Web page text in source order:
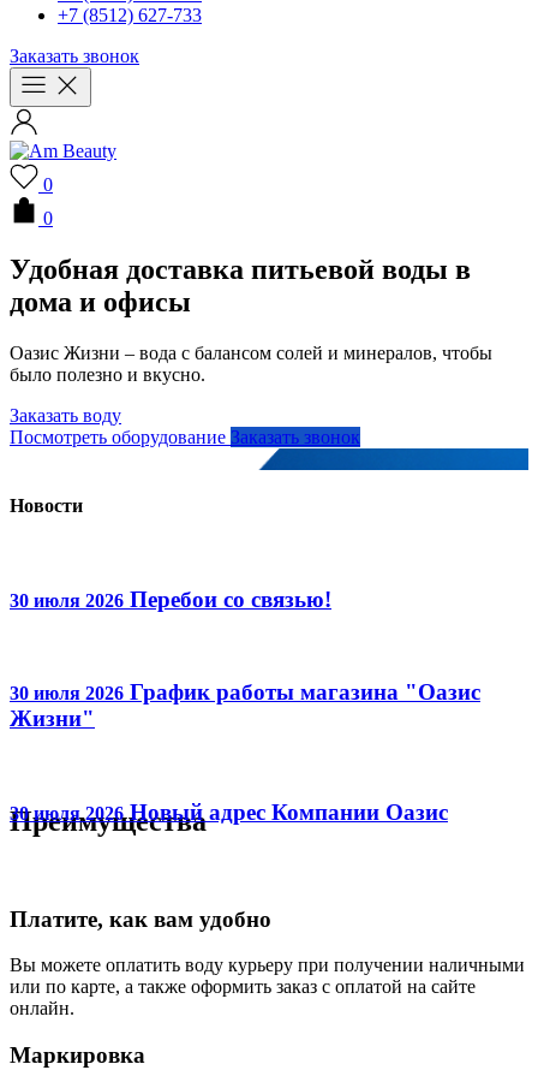
+7 (8512) 627-733
Заказать звонок
0
0
Удобная доставка питьевой воды в
дома и офисы
Оазис Жизни – вода с балансом солей и минералов, чтобы
было полезно и вкусно.
Заказать воду
Посмотреть оборудование Заказать звонок
Новости
30 июля 2026 Перебои со связью!
30 июля 2026 График работы магазина "Оазис
Жизни"
30 июля 2026 Новый адрес Компании Оазис
Преимущества
Платите, как вам удобно
Вы можете оплатить воду курьеру при получении наличными
или по карте, а также оформить заказ с оплатой на сайте
онлайн.
Маркировка